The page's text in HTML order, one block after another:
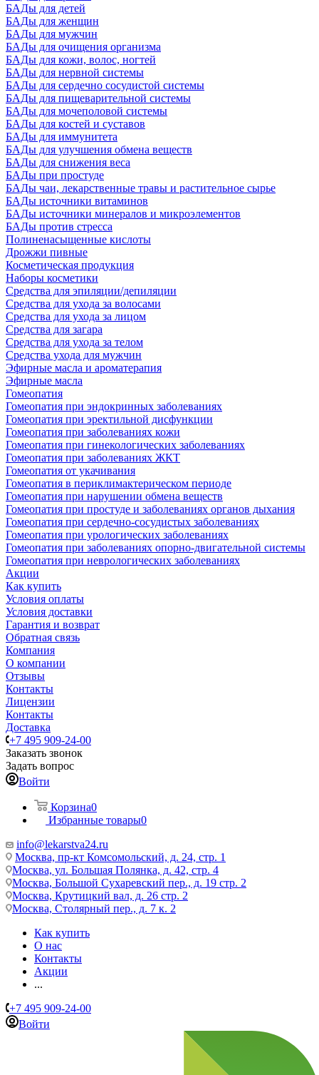
БАДы для детей
БАДы для женщин
БАДы для мужчин
БАДы для очищения организма
БАДы для кожи, волос, ногтей
БАДы для нервной системы
БАДы для сердечно сосудистой системы
БАДы для пищеварительной системы
БАДы для мочеполовой системы
БАДы для костей и суставов
БАДы для иммунитета
БАДы для улучшения обмена веществ
БАДы для снижения веса
БАДы при простуде
БАДы чаи, лекарственные травы и растительное сырье
БАДы источники витаминов
БАДы источники минералов и микроэлементов
БАДы против стресса
Полиненасыщенные кислоты
Дрожжи пивные
Косметическая продукция
Наборы косметики
Средства для эпиляции/депиляции
Средства для ухода за волосами
Средства для ухода за лицом
Средства для загара
Средства для ухода за телом
Средства ухода для мужчин
Эфирные масла и ароматерапия
Эфирные масла
Гомеопатия
Гомеопатия при эндокринных заболеваниях
Гомеопатия при эректильной дисфункции
Гомеопатия при заболеваниях кожи
Гомеопатия при гинекологических заболеваниях
Гомеопатия при заболеваниях ЖКТ
Гомеопатия от укачивания
Гомеопатия в периклимактерическом периоде
Гомеопатия при нарушении обмена веществ
Гомеопатия при простуде и заболеваниях органов дыхания
Гомеопатия при сердечно-сосудистых заболеваниях
Гомеопатия при урологических заболеваниях
Гомеопатия при заболеваниях опорно-двигательной системы
Гомеопатия при неврологических заболеваниях
Акции
Как купить
Условия оплаты
Условия доставки
Гарантия и возврат
Обратная связь
Компания
О компании
Отзывы
Контакты
Лицензии
Контакты
Доставка
+7 495 909-24-00
Заказать звонок
Задать вопрос
Войти
Корзина0
Избранные товары0
info@lekarstva24.ru
Москва, пр-кт Комсомольский, д. 24, стр. 1
Москва, ул. Большая Полянка, д. 42, стр. 4
Москва, Большой Сухаревский пер., д. 19 стр. 2
Москва, Крутицкий вал, д. 26 стр. 2
Москва, Столярный пер., д. 7 к. 2
Как купить
О нас
Контакты
Акции
...
+7 495 909-24-00
Войти